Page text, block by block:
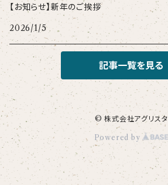
【お知らせ】新年のご挨拶
2026/1/5
記事一覧を見る
© 株式会社アグリスタ
Powered by